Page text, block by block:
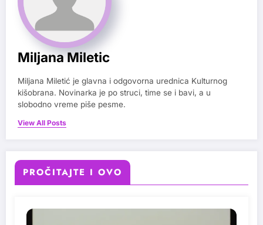
Miljana Miletic
Miljana Miletić je glavna i odgovorna urednica Kulturnog
kišobrana. Novinarka je po struci, time se i bavi, a u
slobodno vreme piše pesme.
View All Posts
PROČITAJTE I OVO